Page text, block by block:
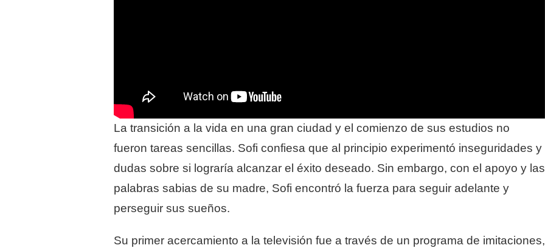
La transición a la vida en una gran ciudad y el comienzo de sus estudios no
fueron tareas sencillas. Sofi confiesa que al principio experimentó inseguridades y
dudas sobre si lograría alcanzar el éxito deseado. Sin embargo, con el apoyo y las
palabras sabias de su madre, Sofi encontró la fuerza para seguir adelante y
perseguir sus sueños.
Su primer acercamiento a la televisión fue a través de un programa de imitaciones,